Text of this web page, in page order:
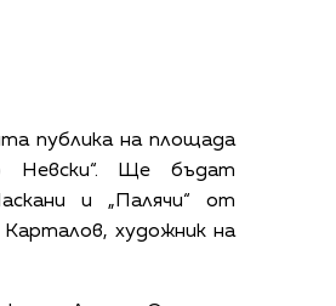
публика на площада
Невски“. Ще бъдат
и „Палячи“ от
художник на